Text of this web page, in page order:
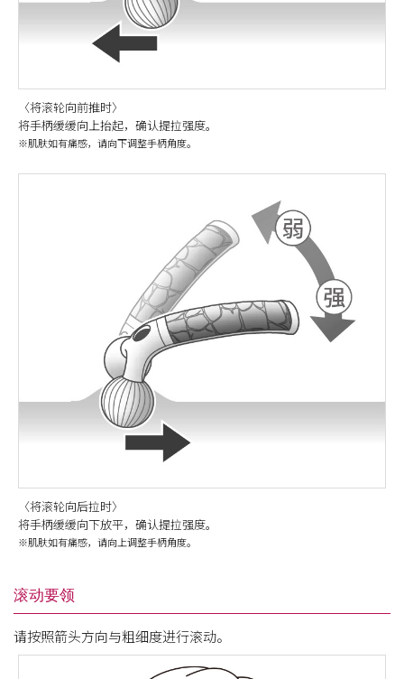
〈将滚轮向前推时〉
将手柄缓缓向上抬起，确认提拉强度。
※肌肤如有痛感，请向下调整手柄角度。
〈将滚轮向后拉时〉
将手柄缓缓向下放平，确认提拉强度。
※肌肤如有痛感，请向上调整手柄角度。
滚动要领
请按照箭头方向与粗细度进行滚动。